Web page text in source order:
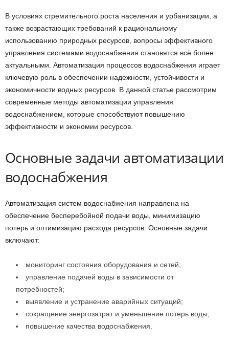
В условиях стремительного роста населения и урбанизации, а
также возрастающих требований к рациональному
использованию природных ресурсов, вопросы эффективного
управления системами водоснабжения становятся всё более
актуальными. Автоматизация процессов водоснабжения играет
ключевую роль в обеспечении надежности, устойчивости и
экономичности водных ресурсов. В данной статье рассмотрим
современные методы автоматизации управления
водоснабжением, которые способствуют повышению
эффективности и экономии ресурсов.
Основные задачи автоматизации
водоснабжения
Автоматизация систем водоснабжения направлена на
обеспечение бесперебойной подачи воды, минимизацию
потерь и оптимизацию расхода ресурсов. Основные задачи
включают:
мониторинг состояния оборудования и сетей;
управление подачей воды в зависимости от
потребностей;
выявление и устранение аварийных ситуаций;
сокращение энергозатрат и уменьшение потерь воды;
повышение качества водоснабжения.